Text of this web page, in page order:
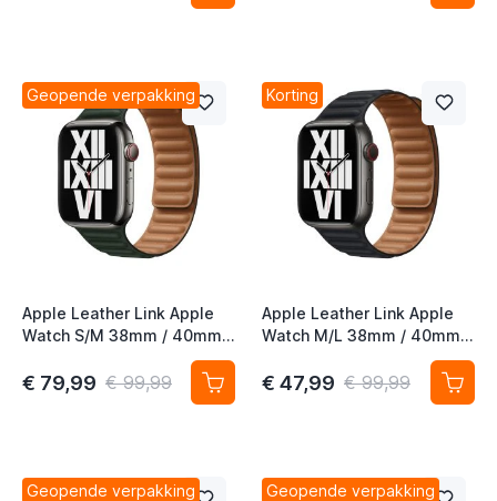
Geopende verpakking
Apple Leather Link Apple
Watch S/M 38mm / 40mm /
41mm / 42mm Sequoia
Green
€ 79,99 € 99,99
Korting
Apple Leather Link Apple
Watch M/L 38mm / 40mm /
41mm / 42mm Midnight
€ 47,99 € 99,99
Geopende verpakking Geopende verpakking